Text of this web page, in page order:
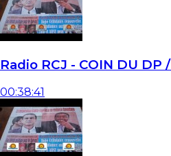
Radio RCJ - COIN DU DP
00:38:41